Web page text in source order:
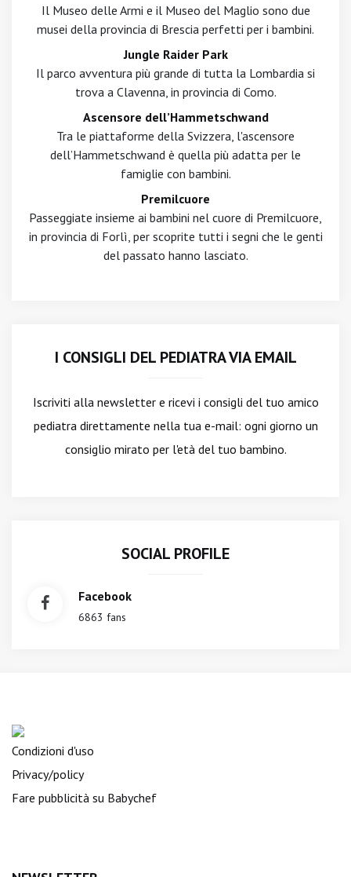
Il Museo delle Armi e il Museo del Maglio sono due
musei della provincia di Brescia perfetti per i bambini.
Jungle Raider Park
Il parco avventura più grande di tutta la Lombardia si
trova a Clavenna, in provincia di Como.
Ascensore dell’Hammetschwand
Tra le piattaforme della Svizzera, l'ascensore
dell’Hammetschwand è quella più adatta per le
famiglie con bambini.
Premilcuore
Passeggiate insieme ai bambini nel cuore di Premilcuore,
in provincia di Forlì, per scoprite tutti i segni che le genti
del passato hanno lasciato.
I CONSIGLI DEL PEDIATRA VIA EMAIL
Iscriviti alla newslettere ricevi i consigli del tuo amico
pediatra direttamente nella tua e-mail: ogni giorno un
consiglio mirato per l'età del tuo bambino.
SOCIAL PROFILE
Facebook
6863 fans
Condizioni d'uso
Privacy/policy
Fare pubblicità su Babychef